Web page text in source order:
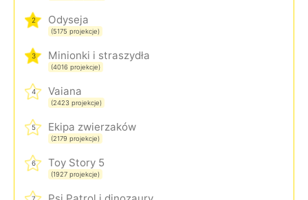
2 Odyseja
(5175 projekcje)
3 Minionki i straszydła
(4016 projekcje)
4 Vaiana
(2423 projekcje)
5 Ekipa zwierzaków
(2179 projekcje)
6 Toy Story 5
(1927 projekcje)